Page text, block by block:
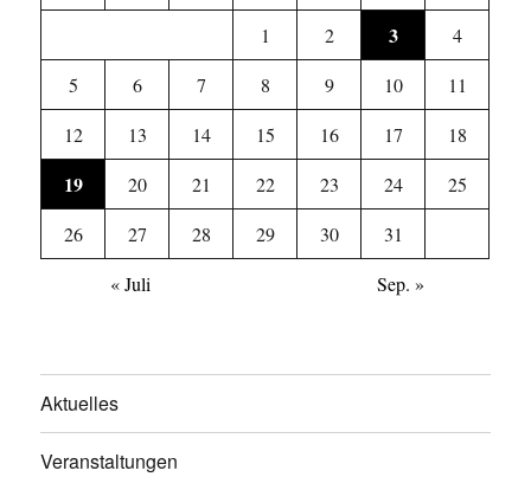
1
2 3
4
5
6 7 8 9 10
11
12
13 14 15 16 17 18
19 20 21 22 23 24
25
26
27 28 29 30
31
« Juli
Sep. »
Aktuelles
Veranstaltungen